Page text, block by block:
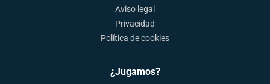
Aviso legal
Privacidad
Política de cookies
¿Jugamos?